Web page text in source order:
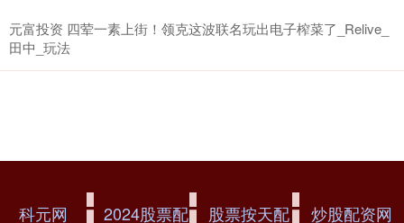
元富投资 四荤一素上街！领克这波联名玩出电子榨菜了_Relive_
田中_玩法
科元网 2024股票配 股票按天配 炒股配资网